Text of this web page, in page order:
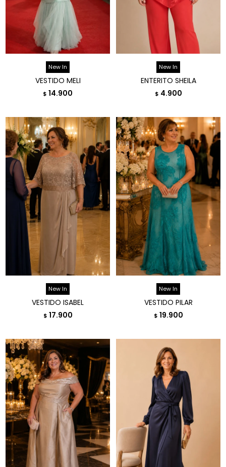
New In
VESTIDO MELI
$ 14.900
New In
ENTERITO SHEILA
$ 4.900
New In
VESTIDO ISABEL
$ 17.900
New In
VESTIDO PILAR
$ 19.900